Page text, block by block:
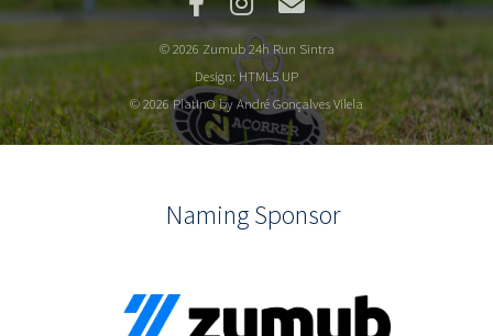
© 2026 Zumub 24h Run Sintra
Design:HTML5 UP
© 2026 PlatInO by André Gonçalves Vilela
Naming Sponsor